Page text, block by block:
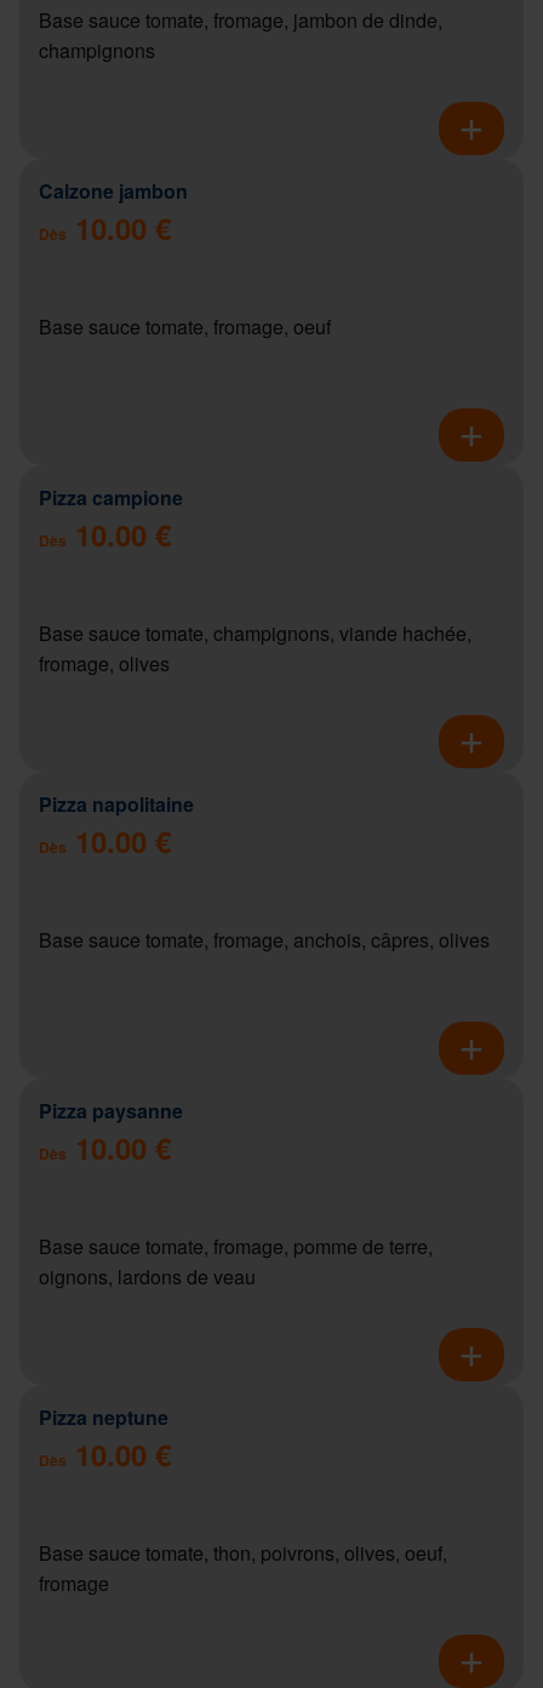
Base sauce tomate, fromage, jambon de dinde,
champignons
Calzone jambon
Dès 10.00 €
Base sauce tomate, fromage, oeuf
Pizza campione
Dès 10.00 €
Base sauce tomate, champignons, viande hachée,
fromage, olives
Pizza napolitaine
Dès 10.00 €
Base sauce tomate, fromage, anchois, câpres, olives
Pizza paysanne
Dès 10.00 €
Base sauce tomate, fromage, pomme de terre,
oignons, lardons de veau
Pizza neptune
Dès 10.00 €
Base sauce tomate, thon, poivrons, olives, oeuf,
fromage